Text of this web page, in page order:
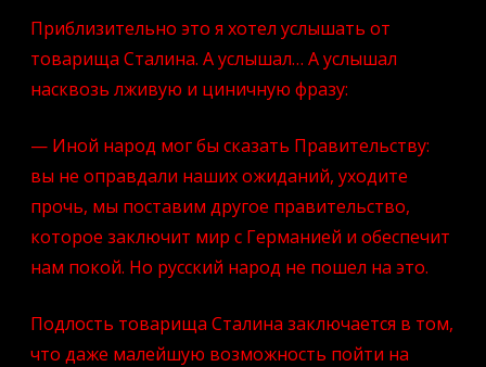
Приблизительно это я хотел услышать от
товарища Сталина. А услышал… А услышал
насквозь лживую и циничную фразу:
— Иной народ мог бы сказать Правительству:
вы не оправдали наших ожиданий, уходите
прочь, мы поставим другое правительство,
которое заключит мир с Германией и обеспечит
нам покой. Но русский народ не пошел на это.
Подлость товарища Сталина заключается в том,
что даже малейшую возможность пойти на